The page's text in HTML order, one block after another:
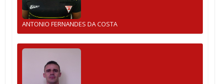
ANTONIO FERNANDES DA COSTA